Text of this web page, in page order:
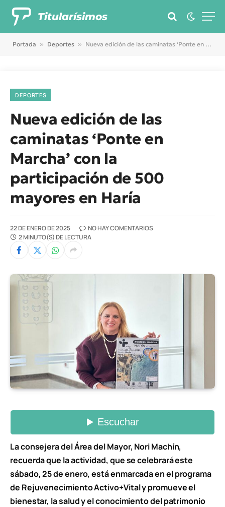
Titularísimos
Portada » Deportes » Nueva edición de las caminatas ‘Ponte en Marcha’ con la participación de 500 mayores en Haría
DEPORTES
Nueva edición de las
caminatas ‘Ponte en
Marcha’ con la
participación de 500
mayores en Haría
22 DE ENERO DE 2025
NO HAY COMENTARIOS
2 MINUTO(S) DE LECTURA
La consejera del Área del Mayor, Nori Machín,
recuerda que la actividad, que se celebrará este
sábado, 25 de enero, está enmarcada en el programa
de Rejuvenecimiento Activo+Vital y promueve el
bienestar, la salud y el conocimiento del patrimonio